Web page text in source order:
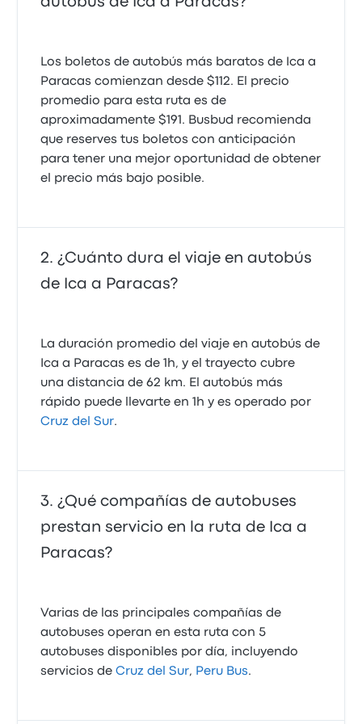
Los boletos de autobús más baratos de Ica a
Paracas comienzan desde $112. El precio
promedio para esta ruta es de
aproximadamente $191. Busbud recomienda
que reserves tus boletos con anticipación
para tener una mejor oportunidad de obtener
el precio más bajo posible.
¿Cuánto dura el viaje en autobús
de Ica a Paracas?
La duración promedio del viaje en autobús de
Ica a Paracas es de 1h, y el trayecto cubre
una distancia de 62 km. El autobús más
rápido puede llevarte en 1h y es operado por
Cruz del Sur.
¿Qué compañías de autobuses
prestan servicio en la ruta de Ica a
Paracas?
Varias de las principales compañías de
autobuses operan en esta ruta con 5
autobuses disponibles por día, incluyendo
servicios deCruz del Sur, Peru Bus.